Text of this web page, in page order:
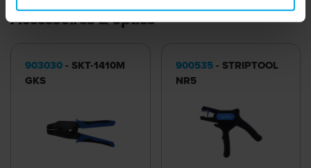
Accessoires & opties
903030- SKT-1410M
GKS
900535- STRIPTOOL
NR5